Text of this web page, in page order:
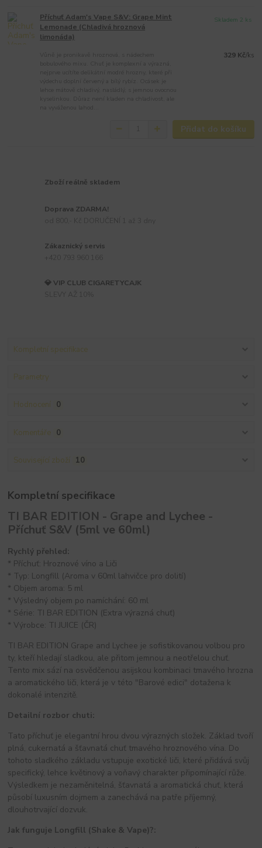
Příchuť Adam's Vape S&V: Grape Mint
Lemonade (Chladivá hroznová
limonáda)
329 Kč/ks
Skladem 2 ks
Přidat do košíku
Zboží reálně skladem
Doprava ZDARMA!
Zákaznický servis
💎 VIP CLUB CIGARETYCAJK
Kompletní specifikace
Parametry
Hodnocení 0
Komentáře 0
Související zboží 10
Kompletní specifikace
TI BAR EDITION - Grape and Lychee -
Příchuť S&V (5ml ve 60ml)
Rychlý přehled:
* Příchuť: Hroznové víno a Liči
* Typ: Longfill (Aroma v 60ml lahvičce pro dolití)
* Objem aroma: 5 ml
* Výsledný objem po namíchání: 60 ml
* Série: TI BAR EDITION (Extra výrazná chuť)
* Výrobce: TI JUICE (ČR)
TI BAR EDITION Grape and Lychee je sofistikovanou volbou pro
ty, kteří hledají sladkou, ale přitom jemnou a neotřelou chuť.
Tento mix sází na osvědčenou asijskou kombinaci tmavého hrozna
a aromatického liči, která je v této "Barové edici" dotažena k
dokonalé intenzitě.
Detailní rozbor chuti:
Tato příchuť je elegantní hrou dvou výrazných složek. Základ tvoří
plná, cukernatá a šťavnatá chuť tmavého hroznového vína. Do
tohoto sladkého základu vstupuje exotické liči, které přidává svůj
specifický, lehce květinový a voňavý charakter připomínající růže.
Výsledkem je nezaměnitelná, šťavnatá a aromatická chuť, která
působí luxusním dojmem a zanechává na patře příjemný,
dlouhotrvající dozvuk.
Jak funguje Longfill (Shake & Vape)?: